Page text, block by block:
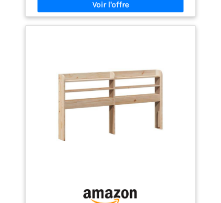
pour rehausser l'esthétique de la chambre et créer
un environnement serein, parfait pour les
amoureux du style rustique. 【Fonctionnalités et
tracas, et avec les supports et boulons fournis, c'est
un jeu d'enfant. Le montage mural maximise
l'utilisation de l'espace, ajoutant non seulement du
style mais aussi une chambre bien rangée. 【Usage
polyvalent】 Super pour les chambres principales
arrangements de lit. Qu'on utilise des cadres
traditionnels ou modernes, son élégance rustique
s'ajuster facilement à la plupart des lits, vérifie les